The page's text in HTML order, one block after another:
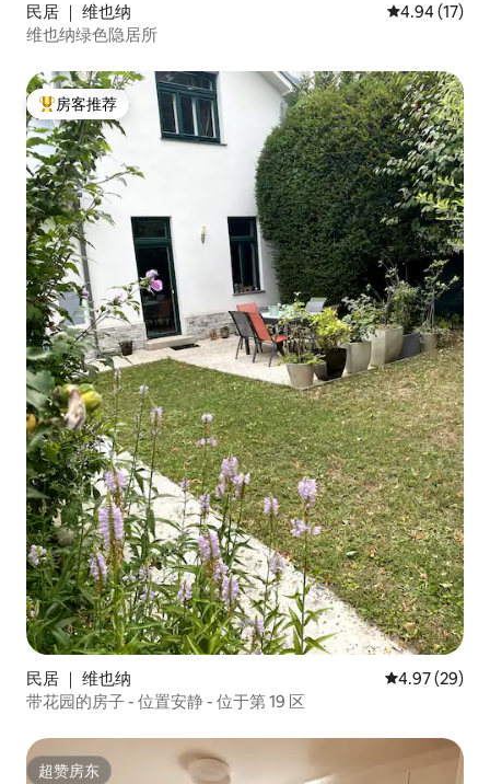
民居 ｜ 维也纳 平均评分
4.94 (17)
维也纳绿色隐居所
热门「房客推荐」
房客推荐
民居 ｜ 维也纳 平均评分
4.97 (29)
带花园的房子 - 位置安静 - 位于第 19 区
超赞房东